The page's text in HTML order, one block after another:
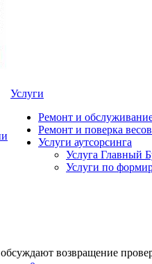
Услуги
Ремонт и
Ремонт и поверка
Услуги аутсорсинга
Услуга Главный
Услуги по
возвращение